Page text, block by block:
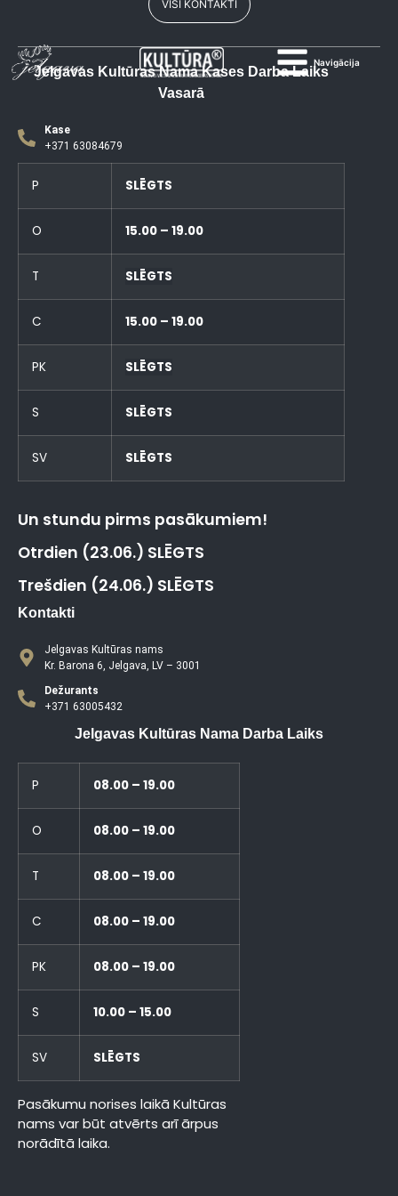
Navigācija
VISI KONTAKTI
Jelgavas Kultūras Nama Kases Darba Laiks
Vasarā
Kase
+371 63084679
P SLĒGTS
O 15.00 – 19.00
T SLĒGTS
C 15.00 – 19.00
PK SLĒGTS
S SLĒGTS
SV SLĒGTS
Un stundu pirms pasākumiem!
Otrdien (23.06.) SLĒGTS
Trešdien (24.06.) SLĒGTS
Kontakti
Jelgavas Kultūras nams
Kr. Barona 6, Jelgava, LV – 3001
Dežurants
+371 63005432
Jelgavas Kultūras Nama Darba Laiks
P 08.00 – 19.00
O 08.00 – 19.00
T 08.00 – 19.00
C 08.00 – 19.00
PK 08.00 – 19.00
S 10.00 – 15.00
SV SLĒGTS
Pasākumu norises laikā Kultūras
nams var būt atvērts arī ārpus
norādītā laika.